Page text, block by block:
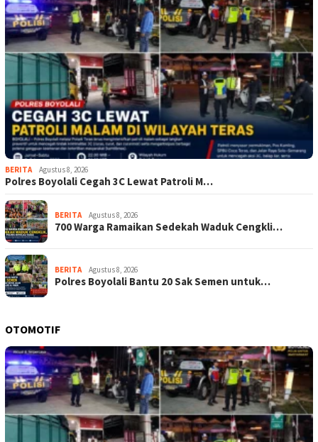
BERITA Agustus 8, 2026
Polres Boyolali Cegah 3C Lewat Patroli M…
BERITA Agustus 8, 2026
700 Warga Ramaikan Sedekah Waduk Cengkli…
BERITA Agustus 8, 2026
Polres Boyolali Bantu 20 Sak Semen untuk…
OTOMOTIF